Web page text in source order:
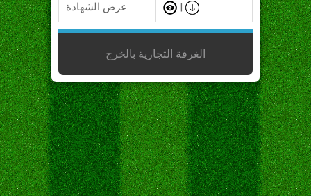
عرض الشهادة
الغرفة التجارية بالخرج